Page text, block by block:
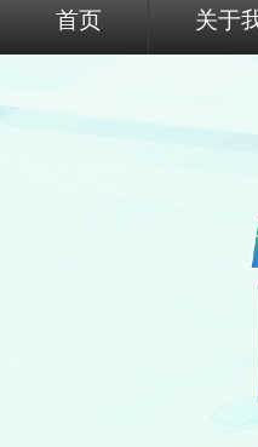
首页 关于